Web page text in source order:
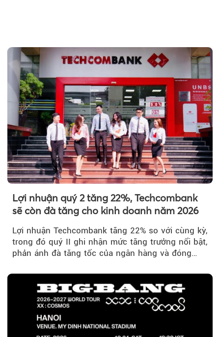
Theo
Lợi nhuận quý 2 tăng 22%, Techcombank
sẽ còn đà tăng cho kinh doanh năm 2026
Lợi nhuận Techcombank tăng 22% so với cùng kỳ,
trong đó quý II ghi nhận mức tăng trưởng nổi bật,
phản ánh đà tăng tốc của ngân hàng và đóng